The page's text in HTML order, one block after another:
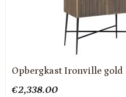
Opbergkast Ironville
€2,338.00